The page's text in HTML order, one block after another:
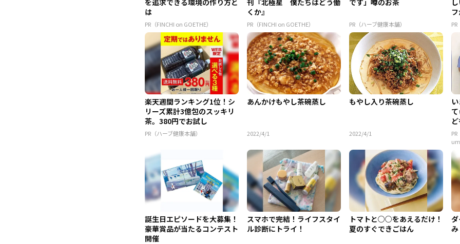
を追求できる環境の作り方と
は
PR（FINCHI on GOETHE）
刊『北極星 僕たちはどう働
くか』
PR（FINCHI on GOETHE）
です」噂のお茶
PR（ハーブ健康本舗）
楽天週間ランキング1位！シ
リーズ累計3億包のスッキリ
茶。380円でお試し
PR（ハーブ健康本舗）
あんかけもやし茶碗蒸し
2022/4/1
もやし入り茶碗蒸し
2022/4/1
um
誕生日エピソードを大募集！
豪華賞品が当たるコンテスト
開催
スマホで完結！ライフスタイ
ル診断にトライ！
トマトと○○をあえるだけ！
夏のすぐできごはん